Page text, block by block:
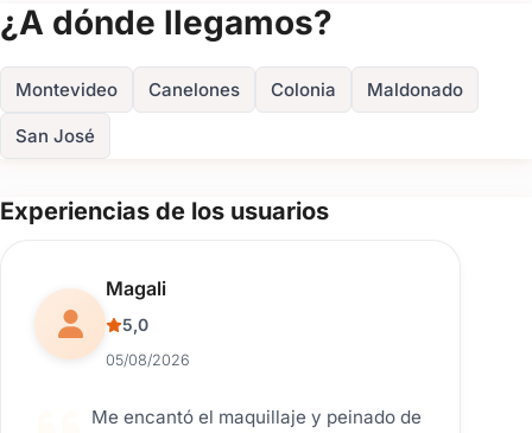
¿A dónde llegamos?
Montevideo Canelones Colonia Maldonado
San José
Experiencias de los usuarios
Reseña de usuario.
Magali
5,0
05/08/2026
Me encantó el maquillaje y peinado de